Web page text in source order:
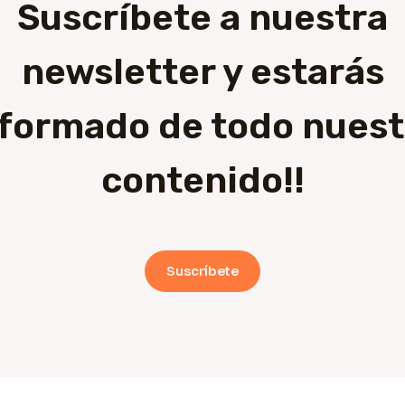
Suscríbete a nuestra
newsletter y estarás
de todo
contenido!!
Suscríbete